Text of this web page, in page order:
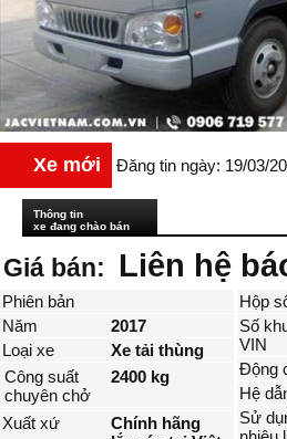
Xe mới Đăng tin ngày: 19/03/
Thông tin
xe đang chào bán
Giá bán: Liên hệ
Phiên bản
Năm
2017
Loại xe
Xe tải thùng
Công suất
chuyên chở
2400 kg
Xuất xứ
Chính hãng
Hộp
Số
VIN
Động
Hệ
Sử